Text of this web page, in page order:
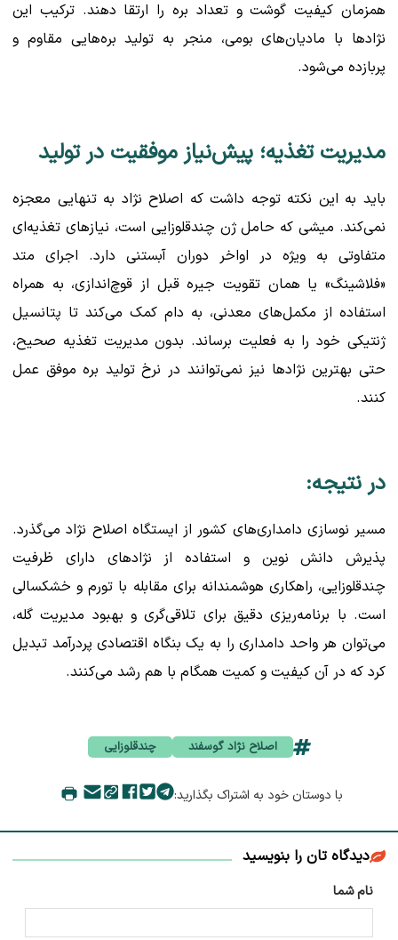
همزمان کیفیت گوشت و تعداد بره را ارتقا دهند. ترکیب این
نژادها با مادیان‌های بومی، منجر به تولید بره‌هایی مقاوم و
پربازده می‌شود.
مدیریت تغذیه؛ پیش‌نیاز موفقیت در تولید
باید به این نکته توجه داشت که اصلاح نژاد به تنهایی معجزه
نمی‌کند. میشی که حامل ژن چندقلوزایی است، نیازهای تغذیه‌ای
متفاوتی به ویژه در اواخر دوران آبستنی دارد. اجرای متد
«فلاشینگ» یا همان تقویت جیره قبل از قوچ‌اندازی، به همراه
استفاده از مکمل‌های معدنی، به دام کمک می‌کند تا پتانسیل
ژنتیکی خود را به فعلیت برساند. بدون مدیریت تغذیه صحیح،
حتی بهترین نژادها نیز نمی‌توانند در نرخ تولید بره موفق عمل
کنند.
در نتیجه:
مسیر نوسازی دامداری‌های کشور از ایستگاه اصلاح نژاد می‌گذرد.
پذیرش دانش نوین و استفاده از نژادهای دارای ظرفیت
چندقلوزایی، راهکاری هوشمندانه برای مقابله با تورم و خشکسالی
است. با برنامه‌ریزی دقیق برای تلاقی‌گری و بهبود مدیریت گله،
می‌توان هر واحد دامداری را به یک بنگاه اقتصادی پردرآمد تبدیل
کرد که در آن کیفیت و کمیت همگام با هم رشد می‌کنند.
اصلاح‌ نژاد گوسفند چندقلوزایی
با دوستان خود به اشتراک بگذارید:
دیدگاه تان را بنویسید
نام شما